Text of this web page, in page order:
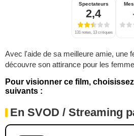
Spectateurs
2,4
131 notes, 13 critiques
Avec l'aide de sa meilleure amie, une
découvre son attirance pour les
Pour visionner ce film,
suivants :
En SVOD / Streaming